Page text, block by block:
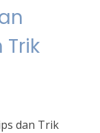
dan Trik